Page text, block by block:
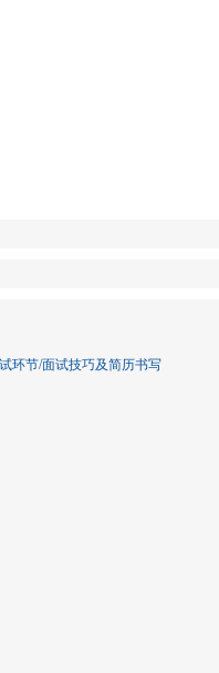
环节/面试技巧及简历书写